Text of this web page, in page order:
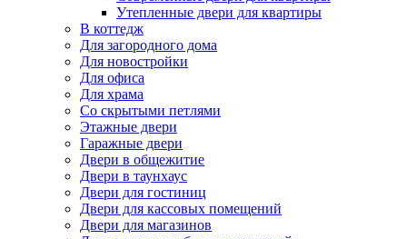
Утепленные двери для квартиры
В коттедж
Для загородного дома
Для новостройки
Для офиса
Для храма
Со скрытыми петлями
Этажные двери
Гаражные двери
Двери в общежитие
Двери в таунхаус
Двери для гостиниц
Двери для кассовых помещений
Двери для магазинов